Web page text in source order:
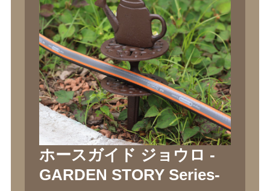
ホースガイド ジョウロ -
GARDEN STORY Series-